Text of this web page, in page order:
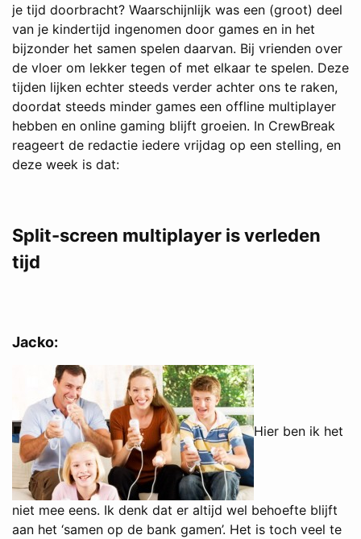
je tijd doorbracht? Waarschijnlijk was een (groot) deel
van je kindertijd ingenomen door games en in het
bijzonder het samen spelen daarvan. Bij vrienden over
de vloer om lekker tegen of met elkaar te spelen. Deze
tijden lijken echter steeds verder achter ons te raken,
doordat steeds minder games een offline multiplayer
hebben en online gaming blijft groeien. In CrewBreak
reageert de redactie iedere vrijdag op een stelling, en
deze week is dat:
Split-screen multiplayer is verleden
tijd
Jacko:
Hier ben ik het
niet mee eens. Ik denk dat er altijd wel behoefte blijft
aan het ‘samen op de bank gamen’. Het is toch veel te